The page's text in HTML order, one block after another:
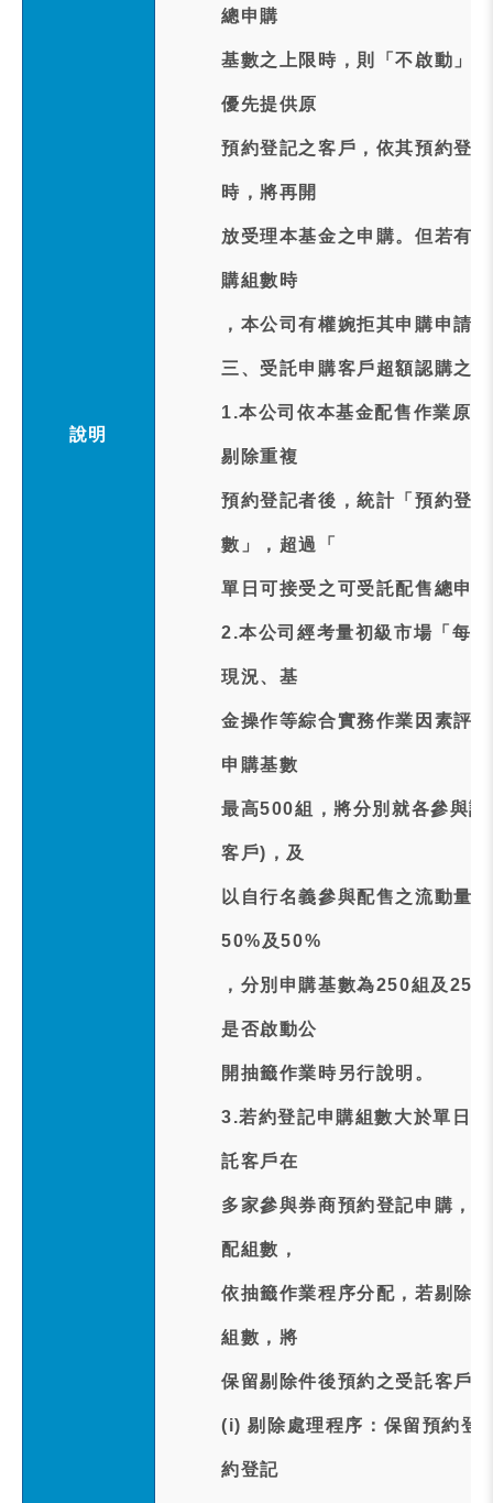
說明
總申購
基數之上限時，則「不啟動」
優先提供原
預約登記之客戶，依其預約登
時，將再開
放受理本基金之申購。但若有
購組數時
，本公司有權婉拒其申購申請。
三、受託申購客戶超額認購之
1.本公司依本基金配售作業原
剔除重複
預約登記者後，統計「預約登
數」，超過「
單日可接受之可受託配售總申
2.本公司經考量初級市場「每
現況、基
金操作等綜合實務作業因素評
申購基數
最高500組，將分別就各參與
客戶)，及
以自行名義參與配售之流動量
50%及50%
，分別申購基數為250組及
是否啟動公
開抽籤作業時另行說明。
3.若約登記申購組數大於單日
託客戶在
多家參與券商預約登記申購，
配組數，
依抽籤作業程序分配，若剔除
組數，將
保留剔除件後預約之受託客戶
(i) 剔除處理程序：保留預約登
約登記